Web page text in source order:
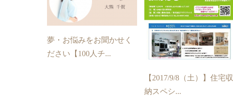
夢・お悩みをお聞かせく
ださい【100人チ...
【2017/9/8（土）】住宅収
納スペシ...